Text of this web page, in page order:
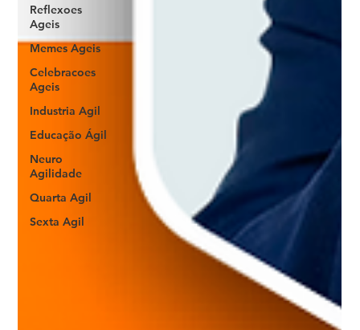
Reflexoes
Ageis
Memes Ageis
Celebracoes
Ageis
Industria Agil
Educação Ágil
Neuro
Agilidade
Quarta Agil
Sexta Agil